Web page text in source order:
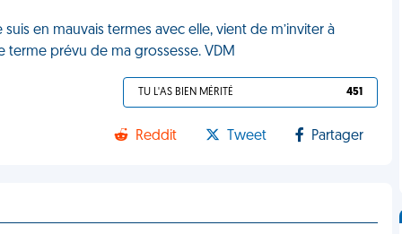
en mauvais termes avec elle, vient de m’inviter à
terme prévu de ma grossesse. VDM
TU L'AS BIEN MÉRITÉ 451
Reddit Tweet Partager